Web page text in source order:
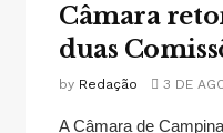
Câmara
duas
by Redação 3 DE
A Câmara de